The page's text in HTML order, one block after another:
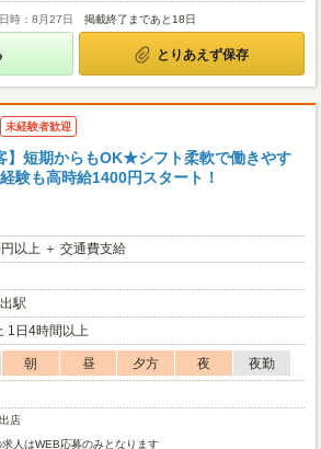
時：8月27日 掲載終了まであと18日
とりあえず保存
未経験者歓迎
】短期からもOK★シフト柔軟で働きやす
験も高時給1400円スタート！
以上 ＋ 交通費支給
駅
1日4時間以上
朝 昼 夕方 夜
夜勤
店
人はWEB応募のみとなります